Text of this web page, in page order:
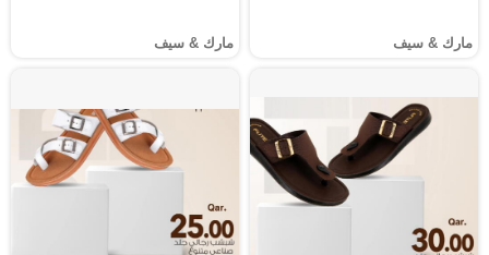
مارك & سيف مارك & سيف